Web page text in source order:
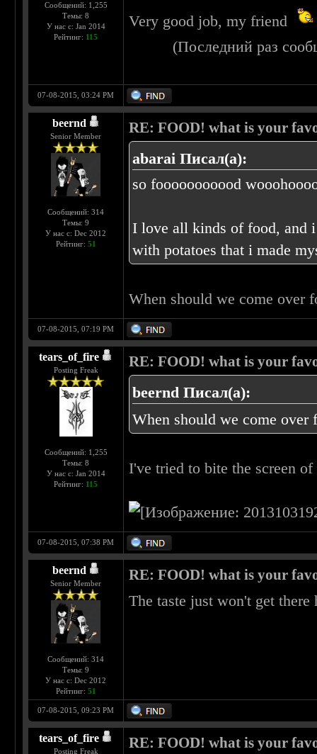
Сообщений: 1,255
Темы: 8
У нас с: Jan 2014
Рейтинг: 115
Very good job, my friend
(Последний раз
07-08-2015, 03:24 PM
beernd
Senior Member
Сообщений: 314
Темы: 9
У нас с: Dec 2012
Рейтинг: 51
RE: FOOD! what is your
abarai Писал(а):
so fooooooooood
I love all kinds of food, and
with potatoes that i made
When should we come over
07-08-2015, 07:19 PM
tears_of_fire
Posting Freak
Сообщений: 1,255
Темы: 8
У нас с: Jan 2014
Рейтинг: 115
RE: FOOD! what is your
beernd Писал(а):
When should we come over
I've tried to bite the screen
07-08-2015, 07:38 PM
beernd
Senior Member
Сообщений: 314
Темы: 9
У нас с: Dec 2012
Рейтинг: 51
RE: FOOD! what is your
The taste just won't get
07-08-2015, 09:23 PM
tears_of_fire
Posting Freak
RE: FOOD! what is your